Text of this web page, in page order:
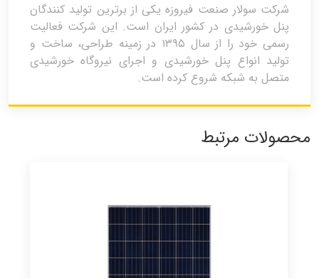
شرکت سولار صنعت فیروزه یکی از برترین تولید کنندگان
پنل خورشیدی در کشور ایران است. این شرکت فعالیت
رسمی خود را از سال ۱۳۹۵ در زمینه طراحی، ساخت و
تولید انواع پنل خورشیدی و اجرای نیروگاه خورشیدی
متصل به شبکه شروع کرده است.
محصولات مرتبط